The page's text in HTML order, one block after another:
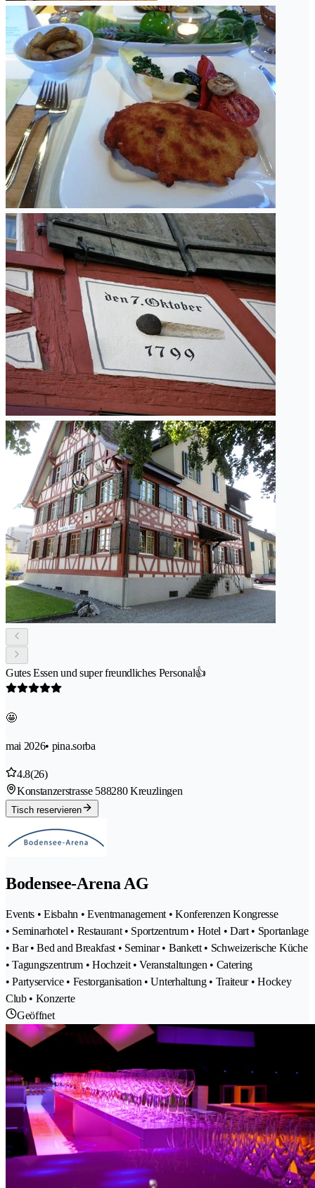
Gutes Essen und super freundliches Personal👍
🤩
mai 2026• pina.sorba
4.8(26)
Konstanzerstrasse 588280 Kreuzlingen
Tisch reservieren
Bodensee-Arena AG
Events • Eisbahn • Eventmanagement • Konferenzen Kongresse
• Seminarhotel • Restaurant • Sportzentrum • Hotel • Dart • Sportanlage
• Bar • Bed and Breakfast • Seminar • Bankett • Schweizerische Küche
• Tagungszentrum • Hochzeit • Veranstaltungen • Catering
• Partyservice • Festorganisation • Unterhaltung • Traiteur • Hockey
Club • Konzerte
Geöffnet